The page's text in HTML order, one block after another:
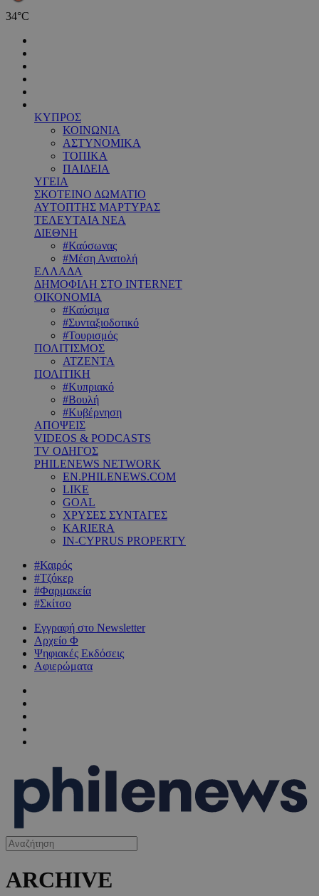
34°C
ΚΥΠΡΟΣ
ΚΟΙΝΩΝΙΑ
ΑΣΤΥΝΟΜΙΚΑ
ΤΟΠΙΚΑ
ΠΑΙΔΕΙΑ
ΥΓΕΙΑ
ΣΚΟΤΕΙΝΟ ΔΩΜΑΤΙΟ
ΑΥΤΟΠΤΗΣ ΜΑΡΤΥΡΑΣ
ΤΕΛΕΥΤΑΙΑ ΝΕΑ
ΔΙΕΘΝΗ
#Καύσωνας
#Μέση Ανατολή
ΕΛΛΑΔΑ
ΔΗΜΟΦΙΛΗ ΣΤΟ INTERNET
ΟΙΚΟΝΟΜΙΑ
#Καύσιμα
#Συνταξιοδοτικό
#Τουρισμός
ΠΟΛΙΤΙΣΜΟΣ
ΑΤΖΕΝΤΑ
ΠΟΛΙΤΙΚΗ
#Κυπριακό
#Βουλή
#Κυβέρνηση
ΑΠΟΨΕΙΣ
VIDEOS & PODCASTS
TV ΟΔΗΓΟΣ
PHILENEWS NETWORK
EN.PHILENEWS.COM
LIKE
GOAL
ΧΡΥΣΕΣ ΣΥΝΤΑΓΕΣ
KARIERA
IN-CYPRUS PROPERTY
#Καιρός
#Τζόκερ
#Φαρμακεία
#Σκίτσο
Εγγραφή στο Newsletter
Αρχείο Φ
Ψηφιακές Εκδόσεις
Αφιερώματα
ARCHIVE